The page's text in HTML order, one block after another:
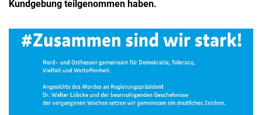
Kundgebung teilgenommen haben.